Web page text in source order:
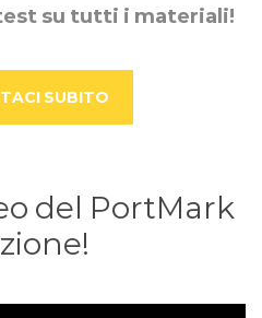
su tutti i materiali!
SUBITO
del PortMark